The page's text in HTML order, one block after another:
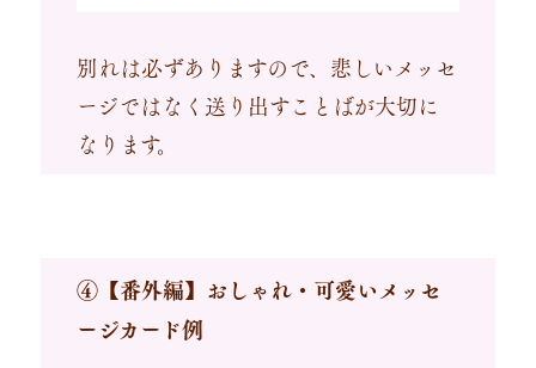
別れは必ずありますので、悲しいメッセ
ージではなく送り出すことばが大切に
なります。
④【番外編】おしゃれ・可愛いメッセ
ージカード例